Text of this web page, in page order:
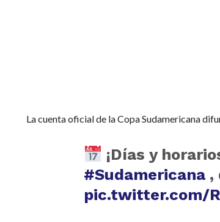
La cuenta oficial de la Copa Sudamericana
¡Días y
#Sudamericana ,
pic.twitter.com/